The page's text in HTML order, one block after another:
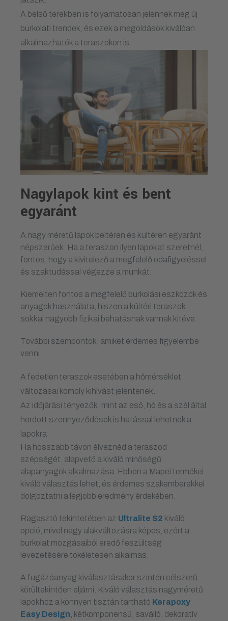
A belső terekben is folyamatosan jelennek meg új
burkolati trendek, és ezek a megoldások kiválóan
alkalmazhatók a teraszokon is.
Nagylapok kint és bent
egyaránt
A nagy méretű lapok beltéren és kültéren egyaránt
népszerűek. Ha a teraszon ilyen lapokat szeretnél,
fontos, hogy a kivitelező a megfelelő odafigyeléssel
és szaktudással végezze a munkát.
Kiemelten fontos a megfelelő burkolási eszközök és
anyagok használata, hiszen a kültéri teraszok
sokkal nagyobb fizikai behatásnak vannak kitéve.
További szempontok, amiket érdemes figyelembe
venni:
A fedetlen teraszok esetében a hőmérséklet
változásai komoly kihívást jelentenek.
Az időjárási tényezők, mint az eső, hó és a szél által
hordott szennyeződések is hatással lehetnek a
lapokra.
Ha hosszabb távon élveznéd a teraszod
szépségét, alapvető a kiváló minőségű
alapanyagok alkalmazása. Ebben a Mapei termékei
kiváló választás lehet, és érdemes szakemberekkel
dolgoztatni a legjobb eredmény érdekében.
Ragasztó tekintetében az Ultralite S2 kiváló
opció, mivel nagy alakváltozásra képes, ezért a
burkolat mozgásaiból eredő feszültség
levezetésére tökéletesen alkalmas.
A fugázóanyag kiválasztásakor szintén célszerű
körültekintően eljárni. Kiváló választás nagyméretű
lapokhoz a könnyen tisztán tartható Kerapoxy
Easy Design , kétkomponensű, saválló, dekoratív